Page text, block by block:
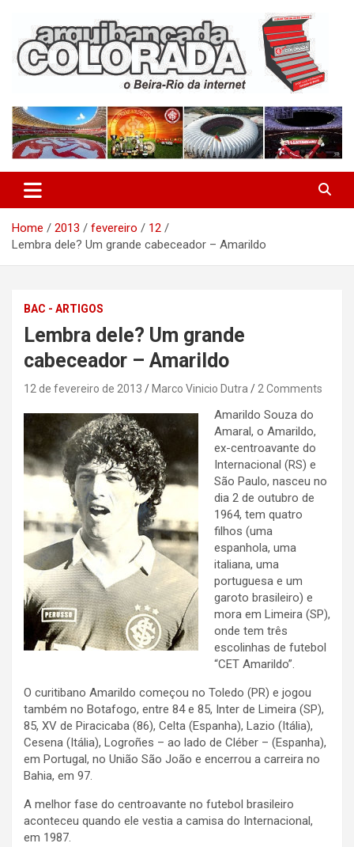
content
Arquibancada Colorada
Home 2013 fevereiro
12
Lembra dele? Um grande cabeceador – Amarildo
BAC - ARTIGOS
Lembra dele? Um grande
cabeceador – Amarildo
12 de fevereiro de 2013 Marco Vinicio Dutra 2 Comments
Amarildo Souza do
Amaral, o Amarildo,
ex-centroavante do
Internacional (RS) e
São Paulo, nasceu no
dia 2 de outubro de
1964, tem quatro
filhos (uma
espanhola, uma
italiana, uma
portuguesa e um
garoto brasileiro) e
mora em Limeira (SP),
onde tem três
escolinhas de futebol
“CET Amarildo”.
O curitibano Amarildo começou no Toledo (PR) e jogou
também no Botafogo, entre 84 e 85, Inter de Limeira (SP),
85, XV de Piracicaba (86), Celta (Espanha), Lazio (Itália),
Cesena (Itália), Logroñes – ao lado de Cléber – (Espanha),
em Portugal, no União São João e encerrou a carreira no
Bahia, em 97.
A melhor fase do centroavante no futebol brasileiro
aconteceu quando ele vestia a camisa do Internacional,
em 1987.